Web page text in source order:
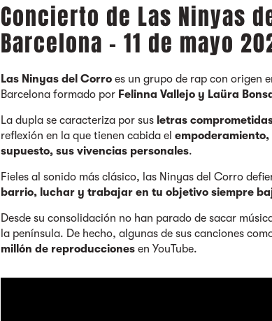
Concierto de Las Ninyas
Barcelona - 11 de mayo
Las Ninyas del Corroes un grupo de rap con origen
Barcelona formado por Felinna Vallejo y Laüra
La dupla se caracteriza por sus letras
reflexión en la que tienen cabida el
supuesto, sus vivencias personales.
Fieles al sonido más clásico, las Ninyas del Corro
barrio, luchar y trabajar en tu objetivo siempre
Desde su consolidación no han parado de sacar
la península. De hecho, algunas de sus canciones
millón de reproducciones en YouTube.